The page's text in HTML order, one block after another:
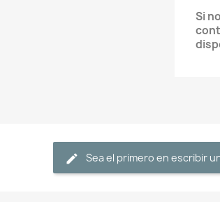
Si
Sea el primero en escribir